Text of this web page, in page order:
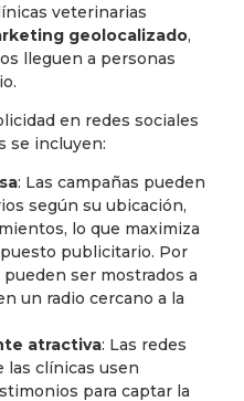
veterinarias
geolocalizado,
lleguen a personas
en redes sociales
se incluyen:
: Las campañas pueden
según su ubicación,
lo que maximiza
publicitario. Por
ser mostrados a
un radio cercano a la
atractiva: Las redes
las clínicas usen
para captar la